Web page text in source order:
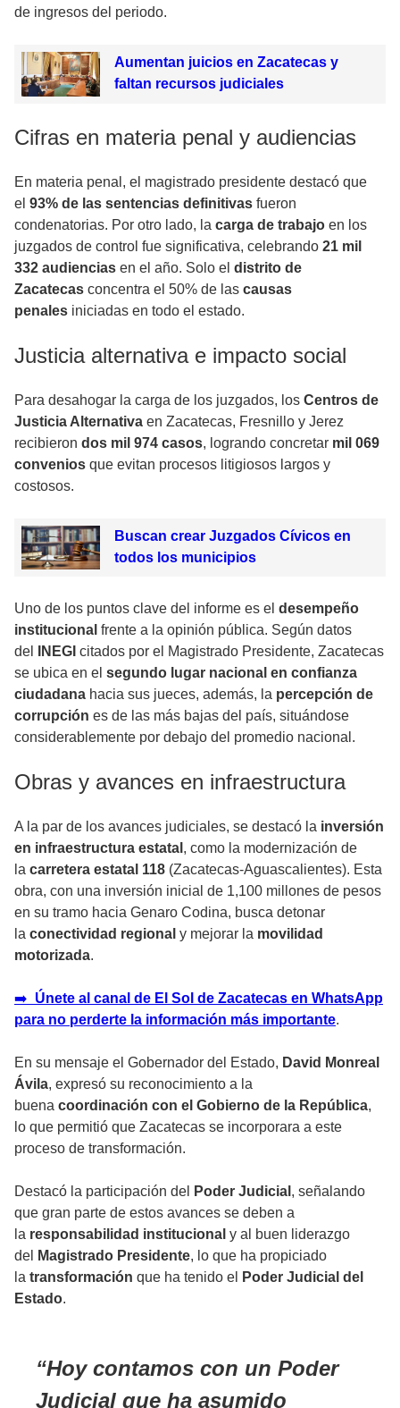
de ingresos del periodo.
Aumentan juicios en Zacatecas y
faltan recursos judiciales
Cifras en materia penal y audiencias
En materia penal, el magistrado presidente destacó que
el 93% de las sentencias definitivas fueron
condenatorias. Por otro lado, la carga de trabajo en los
juzgados de control fue significativa, celebrando 21 mil
332 audiencias en el año. Solo el distrito de
Zacatecas concentra el 50% de las causas
penales iniciadas en todo el estado.
Justicia alternativa e impacto social
Para desahogar la carga de los juzgados, los Centros de
Justicia Alternativa en Zacatecas, Fresnillo y Jerez
recibieron dos mil 974 casos, logrando concretar mil 069
convenios que evitan procesos litigiosos largos y
costosos.
Buscan crear Juzgados Cívicos en
todos los municipios
Uno de los puntos clave del informe es el desempeño
institucional frente a la opinión pública. Según datos
del
INEGI citados por el Magistrado Presidente, Zacatecas
se ubica en el segundo lugar nacional en confianza
ciudadana hacia sus jueces, además, la percepción de
corrupción es de las más bajas del país, situándose
considerablemente por debajo del promedio nacional.
Obras y avances en infraestructura
A la par de los avances judiciales, se destacó la inversión
en infraestructura estatal , como la modernización de
la carretera estatal 118 (Zacatecas-Aguascalientes). Esta
obra, con una inversión inicial de 1,100 millones de pesos
en su tramo hacia Genaro Codina, busca detonar
la conectividad regional y mejorar la movilidad
motorizada.
➡️ Únete al canal de El Sol de Zacatecas en WhatsApp
para no perderte la información más importante.
En su mensaje el Gobernador del Estado, David Monreal
Ávila, expresó su reconocimiento a la
buena coordinación con el Gobierno de la República,
lo que permitió que Zacatecas se incorporara a este
proceso de transformación.
Destacó la participación del Poder Judicial , señalando
que gran parte de estos avances se deben a
la responsabilidad institucional y al buen liderazgo
del
Magistrado Presidente, lo que ha propiciado
la transformación que ha tenido el
Poder Judicial del
Estado.
Hoy contamos con un Poder
Judicial que ha asumido